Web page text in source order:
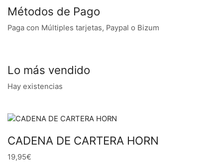
Métodos de Pago
Paga con Múltiples tarjetas, Paypal o Bizum
Lo más vendido
Hay existencias
CADENA DE CARTERA HORN
19,95€